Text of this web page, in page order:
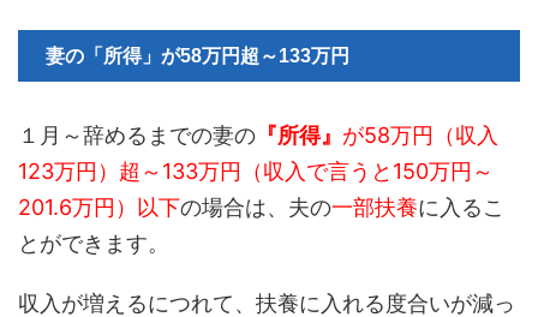
妻の「所得」が58万円超～133万円
１月～辞めるまでの妻の 『所得』 が58万円（収入
123万円）超～133万円（収入で言うと150万円～
201.6万円）以下の場合は、夫の一部扶養に入るこ
とができます。
収入が増えるにつれて、扶養に入れる度合いが減っ